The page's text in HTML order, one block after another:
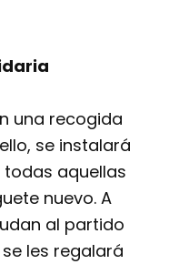
una recogida
se instalará
aquellas
nuevo. A
al partido
les regalará